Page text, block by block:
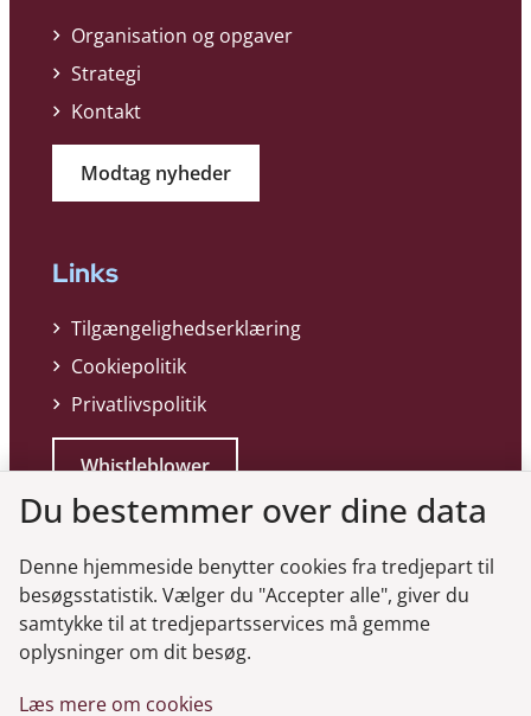
Organisation og opgaver
Strategi
Kontakt
Modtag nyheder
Links
Tilgængelighedserklæring
Cookiepolitik
Privatlivspolitik
Whistleblower
Genveje
Gå til virksomhedsregisteret
Du bestemmer over dine data
Denne hjemmeside benytter cookies fra tredjepart til
besøgsstatistik. Vælger du "Accepter alle", giver du
samtykke til at tredjepartsservices må gemme
oplysninger om dit besøg.
Læs mere om cookies